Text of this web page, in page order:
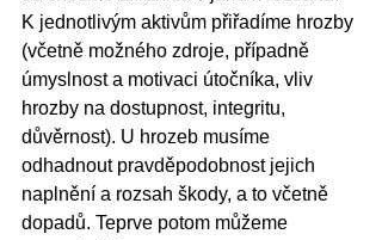
K jednotlivým aktivům přiřadíme hrozby
(včetně možného zdroje, případně
úmyslnost a motivaci útočníka, vliv
hrozby na dostupnost, integritu,
důvěrnost). U hrozeb musíme
odhadnout pravděpodobnost jejich
naplnění a rozsah škody, a to včetně
dopadů. Teprve potom můžeme